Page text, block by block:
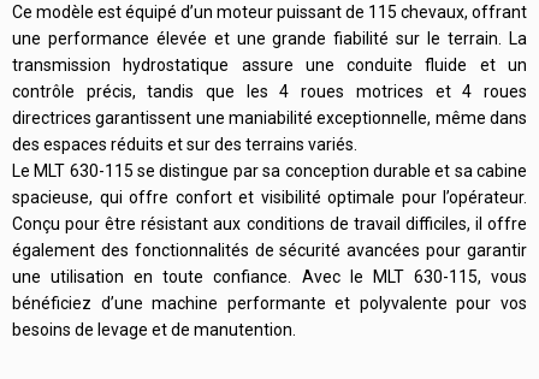
Ce modèle est équipé d’un moteur puissant de 115 chevaux, offrant
une performance élevée et une grande fiabilité sur le terrain. La
transmission hydrostatique assure une conduite fluide et un
contrôle précis, tandis que les 4 roues motrices et 4 roues
directrices garantissent une maniabilité exceptionnelle, même dans
des espaces réduits et sur des terrains variés.
Le MLT 630-115 se distingue par sa conception durable et sa cabine
spacieuse, qui offre confort et visibilité optimale pour l’opérateur.
Conçu pour être résistant aux conditions de travail difficiles, il offre
également des fonctionnalités de sécurité avancées pour garantir
une utilisation en toute confiance. Avec le MLT 630-115, vous
bénéficiez d’une machine performante et polyvalente pour vos
besoins de levage et de manutention.